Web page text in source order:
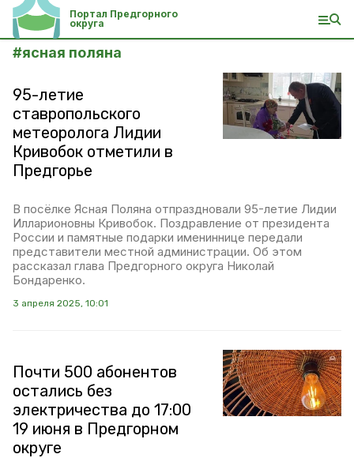
Портал Предгорного
округа
#ясная поляна
95-летие
ставропольского
метеоролога Лидии
Кривобок отметили в
Предгорье
В посёлке Ясная Поляна отпраздновали 95-летие Лидии
Илларионовны Кривобок. Поздравление от президента
России и памятные подарки имениннице передали
представители местной администрации. Об этом
рассказал глава Предгорного округа Николай
Бондаренко.
3 апреля 2025, 10:01
Почти 500 абонентов
остались без
электричества до 17:00
19 июня в Предгорном
округе